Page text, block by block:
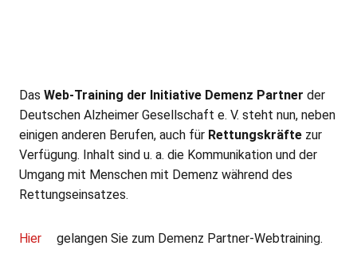
Das Web-Training der Initiative Demenz Partner der
Deutschen Alzheimer Gesellschaft e. V. steht nun, neben
einigen anderen Berufen, auch fürRettungskräftezur
Verfügung. Inhalt sind u. a. die Kommunikation und der
Umgang mit Menschen mit Demenz während des
Rettungseinsatzes.
Hier gelangen Sie zum Demenz Partner-Webtraining.